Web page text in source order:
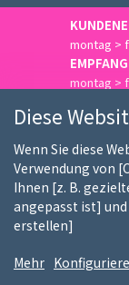
montag >
montag >
Wer sind wir
Diese
Wenn Sie diese
Verwendung von
Ihnen [z. B.
angepasst ist]
erstellen]
Mehr